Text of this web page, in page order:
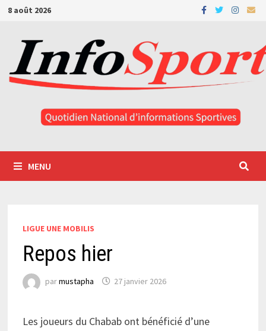
Passer
contenu
8 août 2026
MENU
LIGUE UNE MOBILIS
Repos hier
parmustapha 27 janvier 2026
Les joueurs du Chabab ont bénéficié d’une